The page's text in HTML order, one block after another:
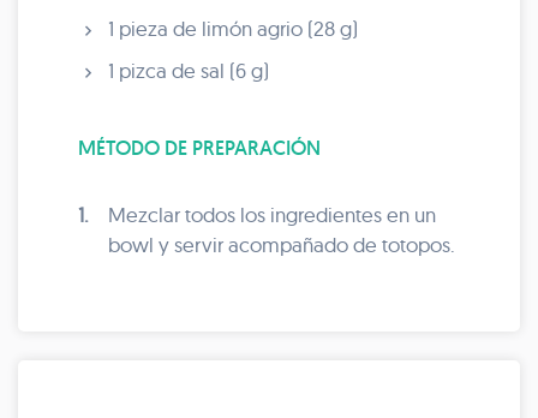
1 pieza de limón agrio (28 g)
1 pizca de sal (6 g)
MÉTODO DE PREPARACIÓN
1.
Mezclar todos los ingredientes en un
bowl y servir acompañado de totopos.